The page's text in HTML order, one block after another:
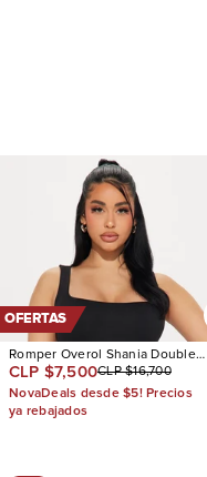
OFERTAS
Romper Overol Shania Double
Lined
CLP $7,500CLP $16,700
NovaDeals desde $5! Precios
ya rebajados